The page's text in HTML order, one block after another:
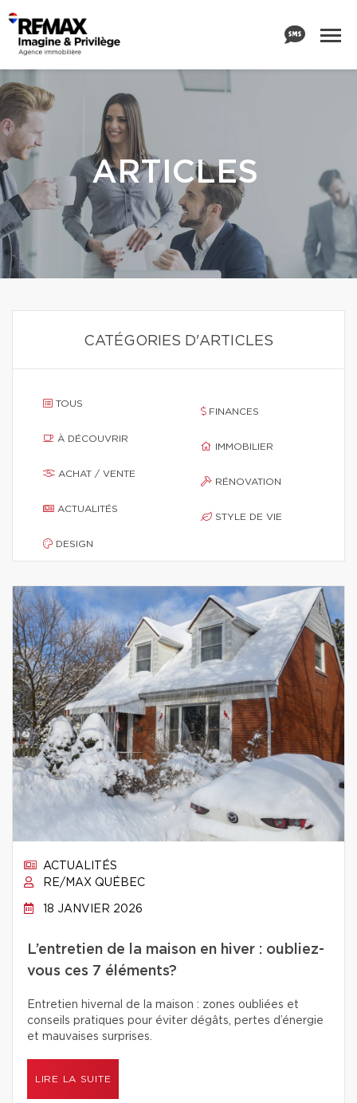
ARTICLES
CATÉGORIES D'ARTICLES
TOUS
À DÉCOUVRIR
ACHAT / VENTE
ACTUALITÉS
DESIGN
FINANCES
IMMOBILIER
RÉNOVATION
STYLE DE VIE
ACTUALITÉS
RE/MAX QUÉBEC
18 JANVIER 2026
L’entretien de la maison en hiver : oubliez-
vous ces 7 éléments?
Entretien hivernal de la maison : zones oubliées et
conseils pratiques pour éviter dégâts, pertes d’énergie
et mauvaises surprises.
LIRE LA SUITE